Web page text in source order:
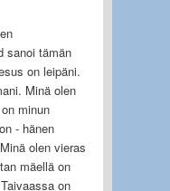
sanoi tämän
on leipäni.
Minä olen
minun
- hänen
olen vieras
mäellä on
on